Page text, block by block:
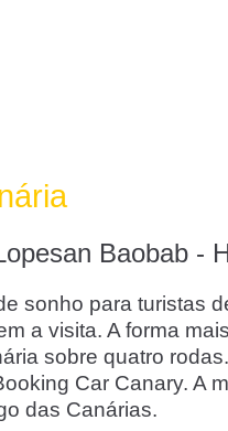
Baobab -
sonho para turistas
a visita. A forma
sobre quatro
Car Canary. A
das Canárias.